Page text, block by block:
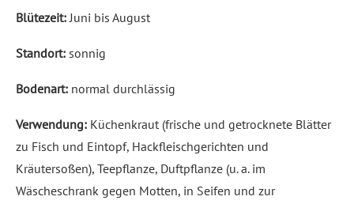
Blütezeit:Juni bis August
Standort: sonnig
Bodenart: normal durchlässig
Verwendung: Küchenkraut (frische und getrocknete Blätter
zu Fisch und Eintopf, Hackfleischgerichten und
Kräutersoßen), Teepflanze, Duftpflanze (u. a. im
Wäscheschrank gegen Motten, in Seifen und zur